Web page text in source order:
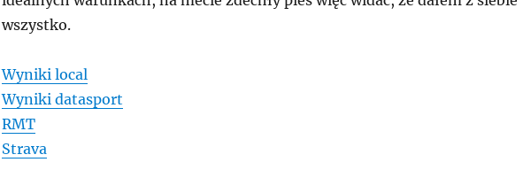
wszystko.
Wyniki local
Wyniki datasport
RMT
Strava